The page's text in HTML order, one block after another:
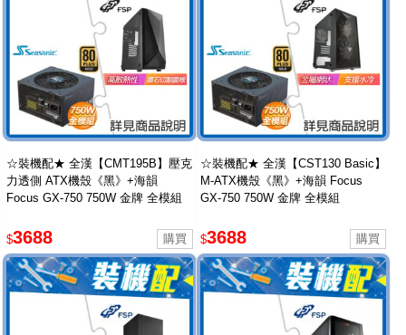
☆裝機配★ 全漢【CMT195B】壓克
力透側 ATX機殼《黑》+海韻
Focus GX-750 750W 金牌 全模組
$3688
☆裝機配★ 全漢【CST130 Basic】
M-ATX機殼《黑》+海韻 Focus
GX-750 750W 金牌 全模組
$3688